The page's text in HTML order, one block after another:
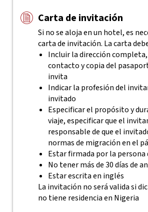
Carta de invitación
Si no se aloja en un hotel, es
carta de invitación. La carta
Incluir la dirección
contacto y copia del
invita
Indicar la profesión del
invitado
Especificar el propósito y
viaje, especificar que el
responsable de que el
normas de migración en el
Estar firmada por la persona
No tener más de 30 días de
Estar escrita en inglés
La invitación no será valida si
no tiene residencia en Nigeria